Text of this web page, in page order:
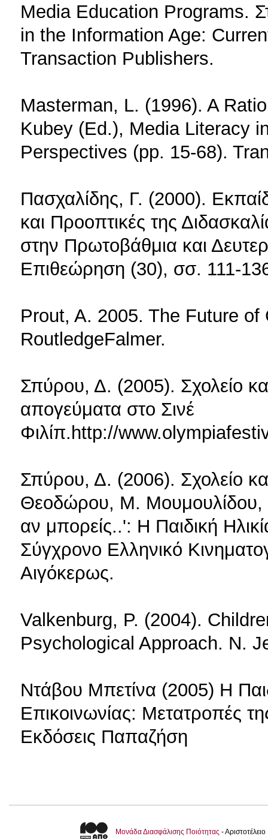
Media Education Programs.
in the Information Age:
Transaction Publishers.
Masterman, L. (1996). A
Kubey (Ed.), Media Literacy
Perspectives (pp. 15-68).
Πασχαλίδης, Γ. (2000).
και Προοπτικές της
στην Πρωτοβάθμια και
Επιθεώρηση (30), σσ. 111-
Prout, A. 2005. The Future of
RoutledgeFalmer.
Σπύρου, Δ. (2005). Σχολείο
απογεύματα στο Σινέ
Φιλίπ.http://
Σπύρου, Δ. (2006). Σχολείο
Θεοδώρου, Μ. Μουμουλίδου,
αν μπορείς..': Η Παιδική
Σύγχρονο Ελληνικό
Αιγόκερως.
Valkenburg, P. (2004).
Psychological Approach. N.
Ντάβου Μπετίνα (2005) Η
Επικοινωνίας: Μετατροπές
Εκδόσεις Παπαζήση
Μονάδα Διασφάλισης Ποιότητας -